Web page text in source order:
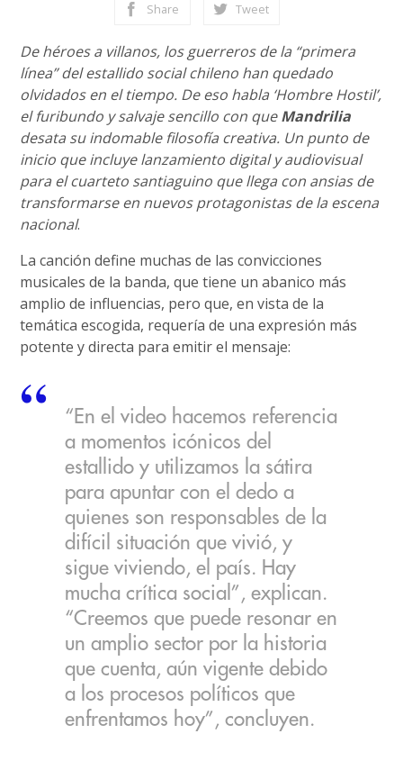
Share Tweet
De héroes a villanos, los guerreros de la “primera
línea” del estallido social chileno han quedado
olvidados en el tiempo. De eso habla ‘Hombre Hostil’,
el furibundo y salvaje sencillo con queMandrilia
desata su indomable filosofía creativa. Un punto de
inicio que incluye lanzamiento digital y audiovisual
para el cuarteto santiaguino que llega con ansias de
transformarse en nuevos protagonistas de la escena
nacional.
La canción define muchas de las convicciones
musicales de la banda, que tiene un abanico más
amplio de influencias, pero que, en vista de la
temática escogida, requería de una expresión más
potente y directa para emitir el mensaje:
“En el video hacemos referencia
a momentos icónicos del
estallido y utilizamos la sátira
para apuntar con el dedo a
quienes son responsables de la
difícil situación que vivió, y
sigue viviendo, el país. Hay
mucha crítica social”, explican.
“Creemos que puede resonar en
un amplio sector por la historia
que cuenta, aún vigente debido
a los procesos políticos que
enfrentamos hoy”, concluyen.